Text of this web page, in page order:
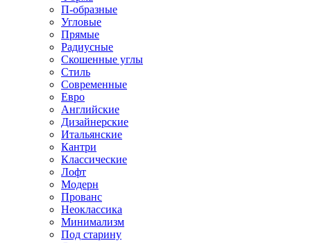
П-образные
Угловые
Прямые
Радиусные
Скошенные углы
Стиль
Современные
Евро
Английские
Дизайнерские
Итальянские
Кантри
Классические
Лофт
Модерн
Прованс
Неоклассика
Минимализм
Под старину